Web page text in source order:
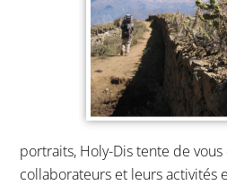
portraits, Holy-Dis tente de
collaborateurs et leurs activités